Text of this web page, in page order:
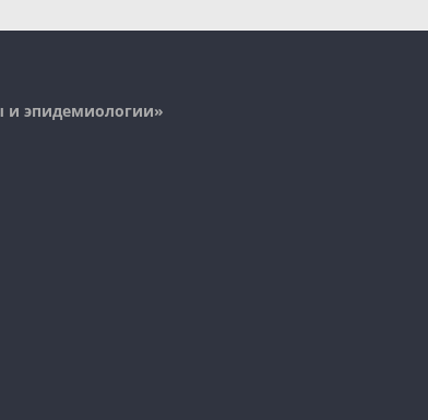
и эпидемиологии»